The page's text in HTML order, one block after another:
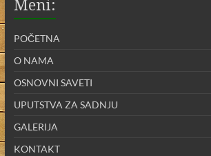
POČETNA
O NAMA
OSNOVNI SAVETI
UPUTSTVA ZA SADNJU
GALERIJA
KONTAKT